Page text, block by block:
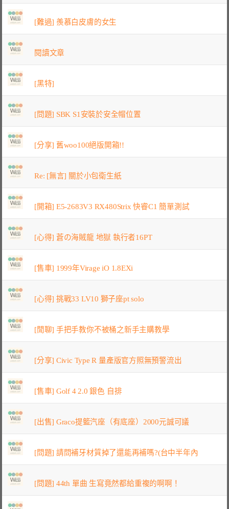
[難過] 羨慕白皮膚的女生
閱讀文章
[黑特]
[問題] SBK S1安裝於安全帽位置
[分享] 舊woo100絕版開箱!!
Re: [無言] 關於小包衛生紙
[開箱] E5-2683V3 RX480Strix 快睿C1 簡單測試
[心得] 蒼の海賊龍 地獄 執行者16PT
[售車] 1999年Virage iO 1.8EXi
[心得] 挑戰33 LV10 獅子座pt solo
[閒聊] 手把手教你不被桶之新手主購教學
[分享] Civic Type R 量產版官方照無預警流出
[售車] Golf 4 2.0 銀色 自排
[出售] Graco提籃汽座（有底座）2000元誠可議
[問題] 請問補牙材質掉了還能再補嗎?(台中半年內
[問題] 44th 單曲 生寫竟然都給重複的啊啊！